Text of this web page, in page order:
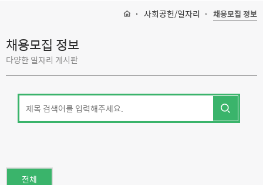
사회공헌/일자리 채용모집 정보
채용모집 정보
다양한 일자리 게시판
전체